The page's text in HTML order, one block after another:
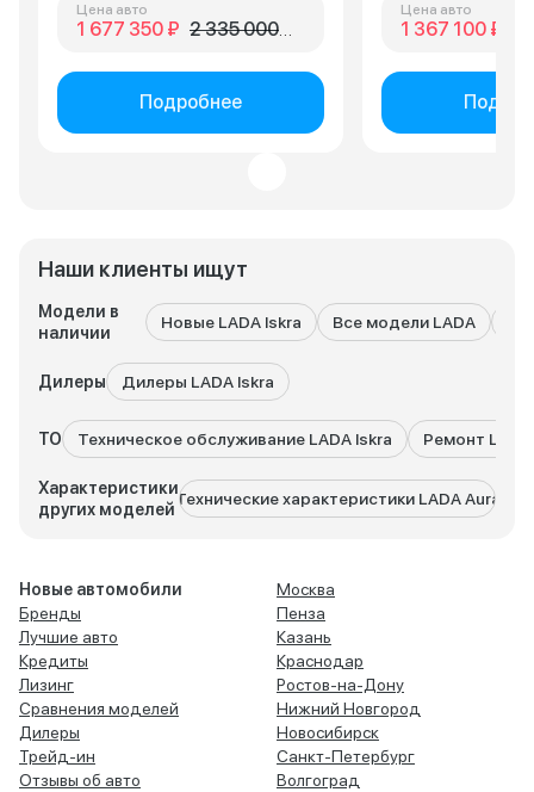
Наши клиенты ищут
Модели в
наличии
Новые LADA Iskra Все модели LADA
Дилеры Дилеры LADA Iskra
ТО Техническое обслуживание LADA Iskra Ремонт
Характеристики
других моделей
Технические характеристики LADA Aura
Цена авто
1 677 350 ₽ 2 335 000 ₽
Подробнее
Цена авто
1 367 100 ₽
Новые автомобили
Бренды
Лучшие авто
Кредиты
Лизинг
Сравнения моделей
Дилеры
Трейд-ин
Отзывы об авто
Москва
Пенза
Казань
Краснодар
Ростов-на-Дону
Нижний Новгород
Новосибирск
Санкт-Петербург
Волгоград